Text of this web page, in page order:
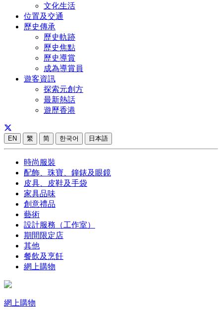
文化生活
位置及交通
歷史傳承
歷史軌跡
歷史焦點
歷史導賞
成為導賞員
遊客資訊
探索元創方
最新熱話
遊歷香港
EN 繁 简 한국어 日本語
時尚服裝
配飾、珠寶、鐘錶及眼鏡
皮具、皮鞋及手袋
家具品味
創意禮品
藝術
設計服務（工作室）
期間限定店
其他
餐飲及烹飪
網上購物
網上購物